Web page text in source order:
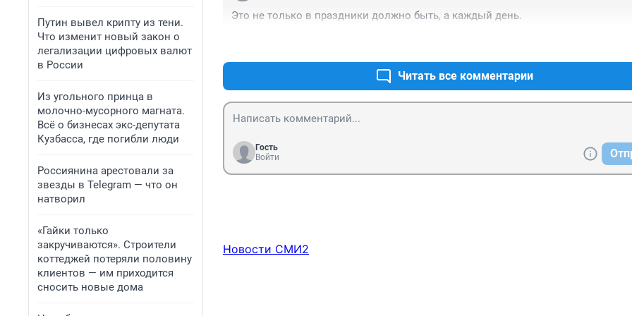
Путин вывел крипту из тени.
Что изменит новый закон о
легализации цифровых валют
в России
Из угольного принца в
молочно-мусорного магната.
Всё о бизнесах экс-депутата
Кузбасса, где погибли люди
Россиянина арестовали за
звезды в Telegram — что он
натворил
«Гайки только
закручиваются». Строители
коттеджей потеряли половину
клиентов — им приходится
сносить новые дома
Это не только в праздники должно быть, а каждый день.
Читать все комментарии
Гость
Войти
Новости СМИ2